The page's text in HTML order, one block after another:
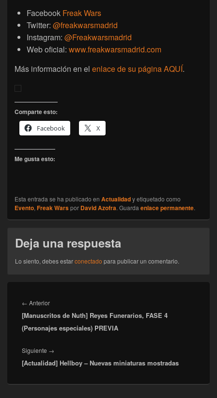
Facebook Freak Wars
Twitter: @freakwarsmadrid
Instagram: @Freakwarsmadrid
Web oficial: www.freakwarsmadrid.com
Más información en el enlace de su página AQUÍ.
Comparte esto:
Facebook
X
Me gusta esto:
Esta entrada se ha publicado en Actualidady etiquetado como
Evento,Freak Warspor David Azofra. Guardaenlace permanente.
Deja una respuesta
Lo siento, debes estarconectado para publicar un comentario.
de
entradas
← AnteriorEntrada
anterior:
[Manuscritos de Nuth] Reyes Funerarios, FASE 4
(Personajes especiales) PREVIA
Siguiente →
siguiente:
[Actualidad] Hellboy – Nuevas miniaturas mostradas